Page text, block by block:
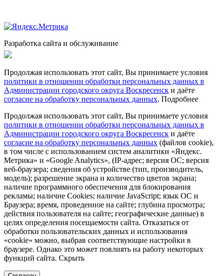
Разработка сайта и обслуживание
Продолжая использовать этот сайт, Вы принимаете условия
политики в отношении обработки персональных данных в
Администрации городского округа Воскресенск и даёте
согласие на обработку персональных данных. Подробнее
Продолжая использовать этот сайт, Вы принимаете условия
политики в отношении обработки персональных данных в
Администрации городского округа Воскресенск и даёте
согласие на обработку персональных данных (файлов cookie),
в том числе с использованием систем аналитики «Яндекс.
Метрика» и «Google Analytics», (IP-адрес; версия ОС; версия
веб-браузера; сведения об устройстве (тип, производитель,
модель); разрешение экрана и количество цветов экрана;
наличие программного обеспечения для блокирования
рекламы; наличие Cookies; наличие JavaScript; язык ОС и
Браузера; время, проведенное на сайте; глубина просмотра;
действия пользователя на сайте; географические данные) в
целях определения посещаемости сайта. Отказаться от
обработки пользовательских данных и использования
«cookie» можно, выбрав соответствующие настройки в
браузере. Однако это может повлиять на работу некоторых
функций сайта. Скрыть